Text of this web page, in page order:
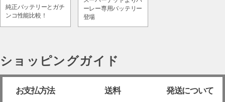
純正バッテリーとガチ
ンコ性能比較！
ーレー専用バッテリー
登場
ショッピングガイド
お支払方法 送料 発送について